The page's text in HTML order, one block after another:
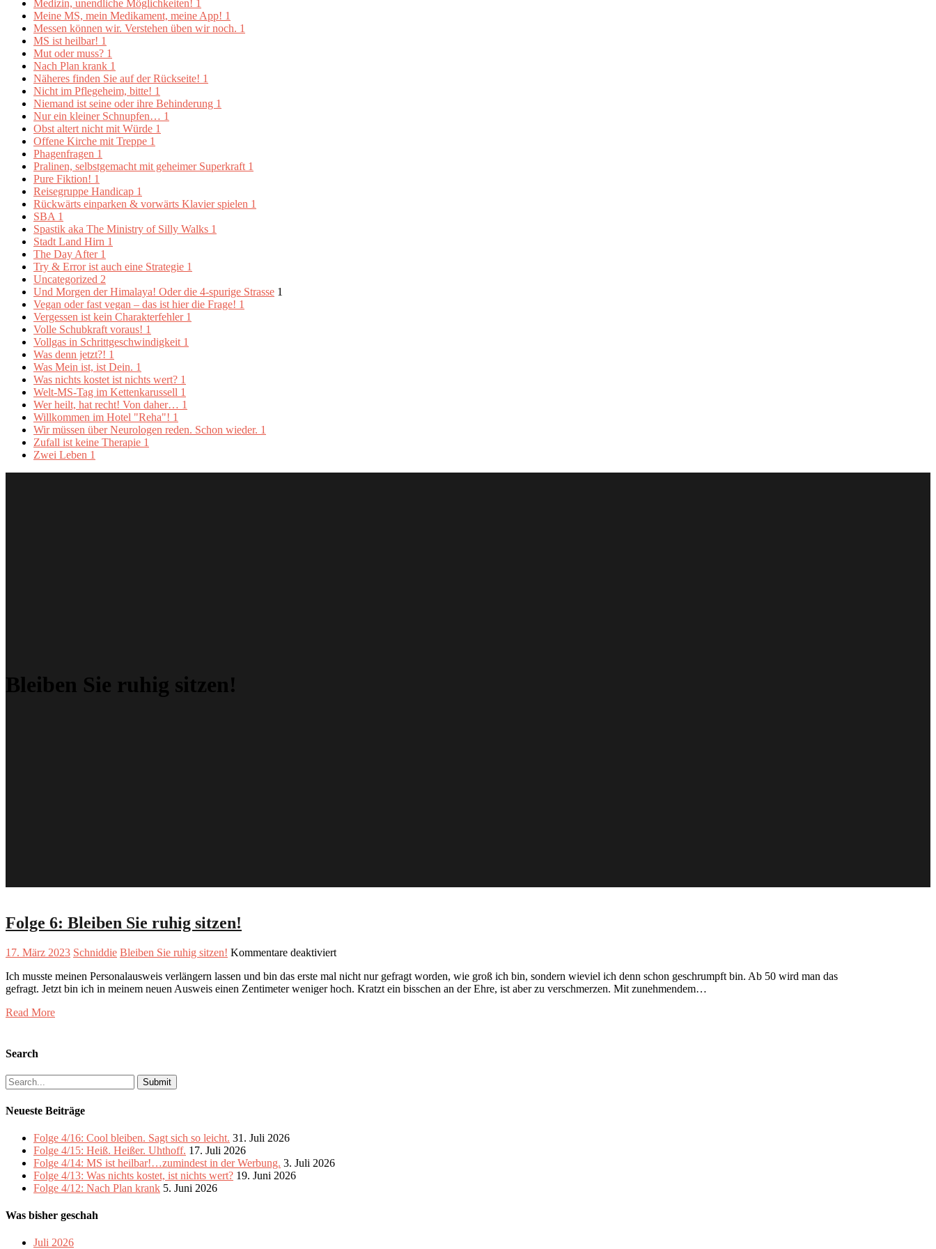
Medizin, unendliche Möglichkeiten! 1
Meine MS, mein Medikament, meine App! 1
Messen können wir. Verstehen üben wir noch. 1
MS ist heilbar! 1
Mut oder muss? 1
Nach Plan krank 1
Näheres finden Sie auf der Rückseite! 1
Nicht im Pflegeheim, bitte! 1
Niemand ist seine oder ihre Behinderung 1
Nur ein kleiner Schnupfen… 1
Obst altert nicht mit Würde 1
Offene Kirche mit Treppe 1
Phagenfragen 1
Pralinen, selbstgemacht mit geheimer Superkraft 1
Pure Fiktion! 1
Reisegruppe Handicap 1
Rückwärts einparken & vorwärts Klavier spielen 1
SBA 1
Spastik aka The Ministry of Silly Walks 1
Stadt Land Hirn 1
The Day After 1
Try & Error ist auch eine Strategie 1
Uncategorized 2
Und Morgen der Himalaya! Oder die 4-spurige Strasse 1
Vegan oder fast vegan – das ist hier die Frage! 1
Vergessen ist kein Charakterfehler 1
Volle Schubkraft voraus! 1
Vollgas in Schrittgeschwindigkeit 1
Was denn jetzt?! 1
Was Mein ist, ist Dein. 1
Was nichts kostet ist nichts wert? 1
Welt-MS-Tag im Kettenkarussell 1
Wer heilt, hat recht! Von daher… 1
Willkommen im Hotel "Reha"! 1
Wir müssen über Neurologen reden. Schon wieder. 1
Zufall ist keine Therapie 1
Zwei Leben 1
Bleiben Sie ruhig sitzen!
Folge 6: Bleiben Sie ruhig sitzen!
17. März 2023 Schniddie Bleiben Sie ruhig sitzen! Kommentare deaktiviertfür
6:
Bleiben
Ich musste meinen Personalausweis verlängern lassen und bin das erste mal nicht nur gefragt worden, wie groß ich bin, sondern wieviel ich denn schon geschrumpft bin. Ab 50 wird man das
gefragt. Jetzt bin ich in meinem neuen Ausweis einen Zentimeter weniger hoch. Kratzt ein bisschen an der Ehre, ist aber zu verschmerzen. Mit zunehmendem…
Read More
Search
Search
for:
Neueste Beiträge
Folge 4/16: Cool bleiben. Sagt sich so leicht. 31. Juli 2026
Folge 4/15: Heiß. Heißer. Uhthoff. 17. Juli 2026
Folge 4/14: MS ist heilbar!…zumindest in der Werbung. 3. Juli 2026
Folge 4/13: Was nichts kostet, ist nichts wert? 19. Juni 2026
Folge 4/12: Nach Plan krank 5. Juni 2026
Was bisher geschah
Juli 2026